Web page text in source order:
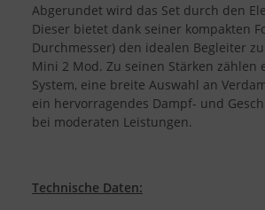
Abgerundet wird das Set durch den
Dieser bietet dank seiner kompakten
Durchmesser) den idealen Begleiter
Mini 2 Mod. Zu seinen Stärken zählen
System, eine breite Auswahl an
ein hervorragendes Dampf- und
bei moderaten Leistungen.
Technische Daten: